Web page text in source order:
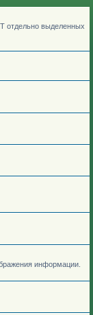
отдельно выделенных
информации.